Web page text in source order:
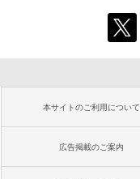
本サイトのご利用について
広告掲載のご案内